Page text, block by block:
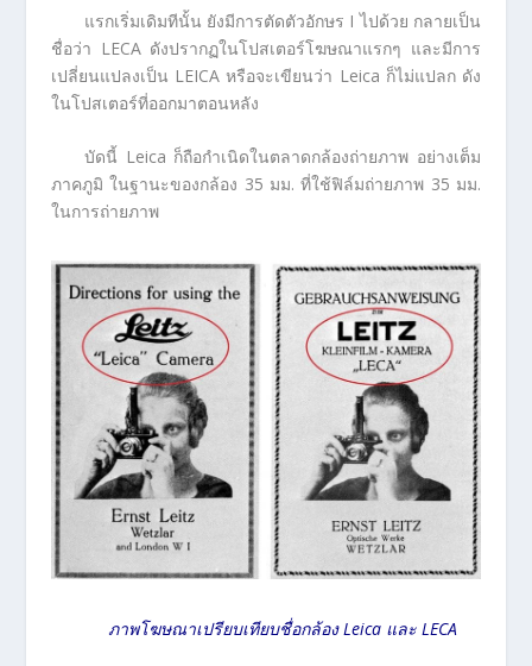
แรกเริ่มเดิมทีนั้น ยังมีการตัดตัวอักษร I ไปด้วย กลายเป็น
ชื่อว่า LECA ดังปรากฏในโปสเตอร์โฆษณาแรกๆ และมีการ
เปลี่ยนแปลงเป็น LEICA หรือจะเขียนว่า Leica ก็ไม่แปลก ดัง
ในโปสเตอร์ที่ออกมาตอนหลัง
บัดนี้ Leica ก็ถือกำเนิดในตลาดกล้องถ่ายภาพ อย่างเต็ม
ภาคภูมิ ในฐานะของกล้อง 35 มม. ที่ใช้ฟิล์มถ่ายภาพ 35 มม.
ในการถ่ายภาพ
ภาพโฆษณาเปรียบเทียบชื่อกล้อง Leica และ LECA